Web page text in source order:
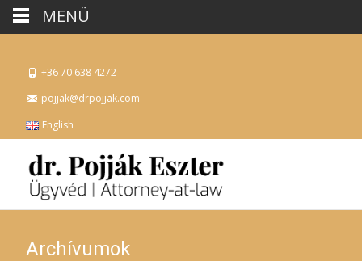
+36 70 638 4272
pojjak@drpojjak.com
English
Archívumok
MENÜ